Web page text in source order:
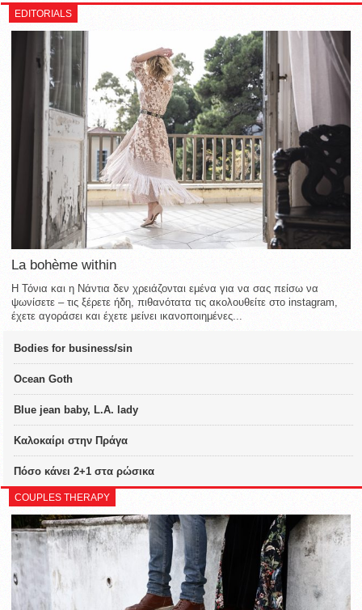
EDITORIALS
La bohème within
Η Τόνια και η Νάντια δεν χρειάζονται εμένα για να σας πείσω να
ψωνίσετε – τις ξέρετε ήδη, πιθανότατα τις ακολουθείτε στο instagram,
έχετε αγοράσει και έχετε μείνει ικανοποιημένες...
Bodies for business/sin
Ocean Goth
Blue jean baby, L.A. lady
Καλοκαίρι στην Πράγα
Πόσο κάνει 2+1 στα ρώσικα
COUPLES THERAPY